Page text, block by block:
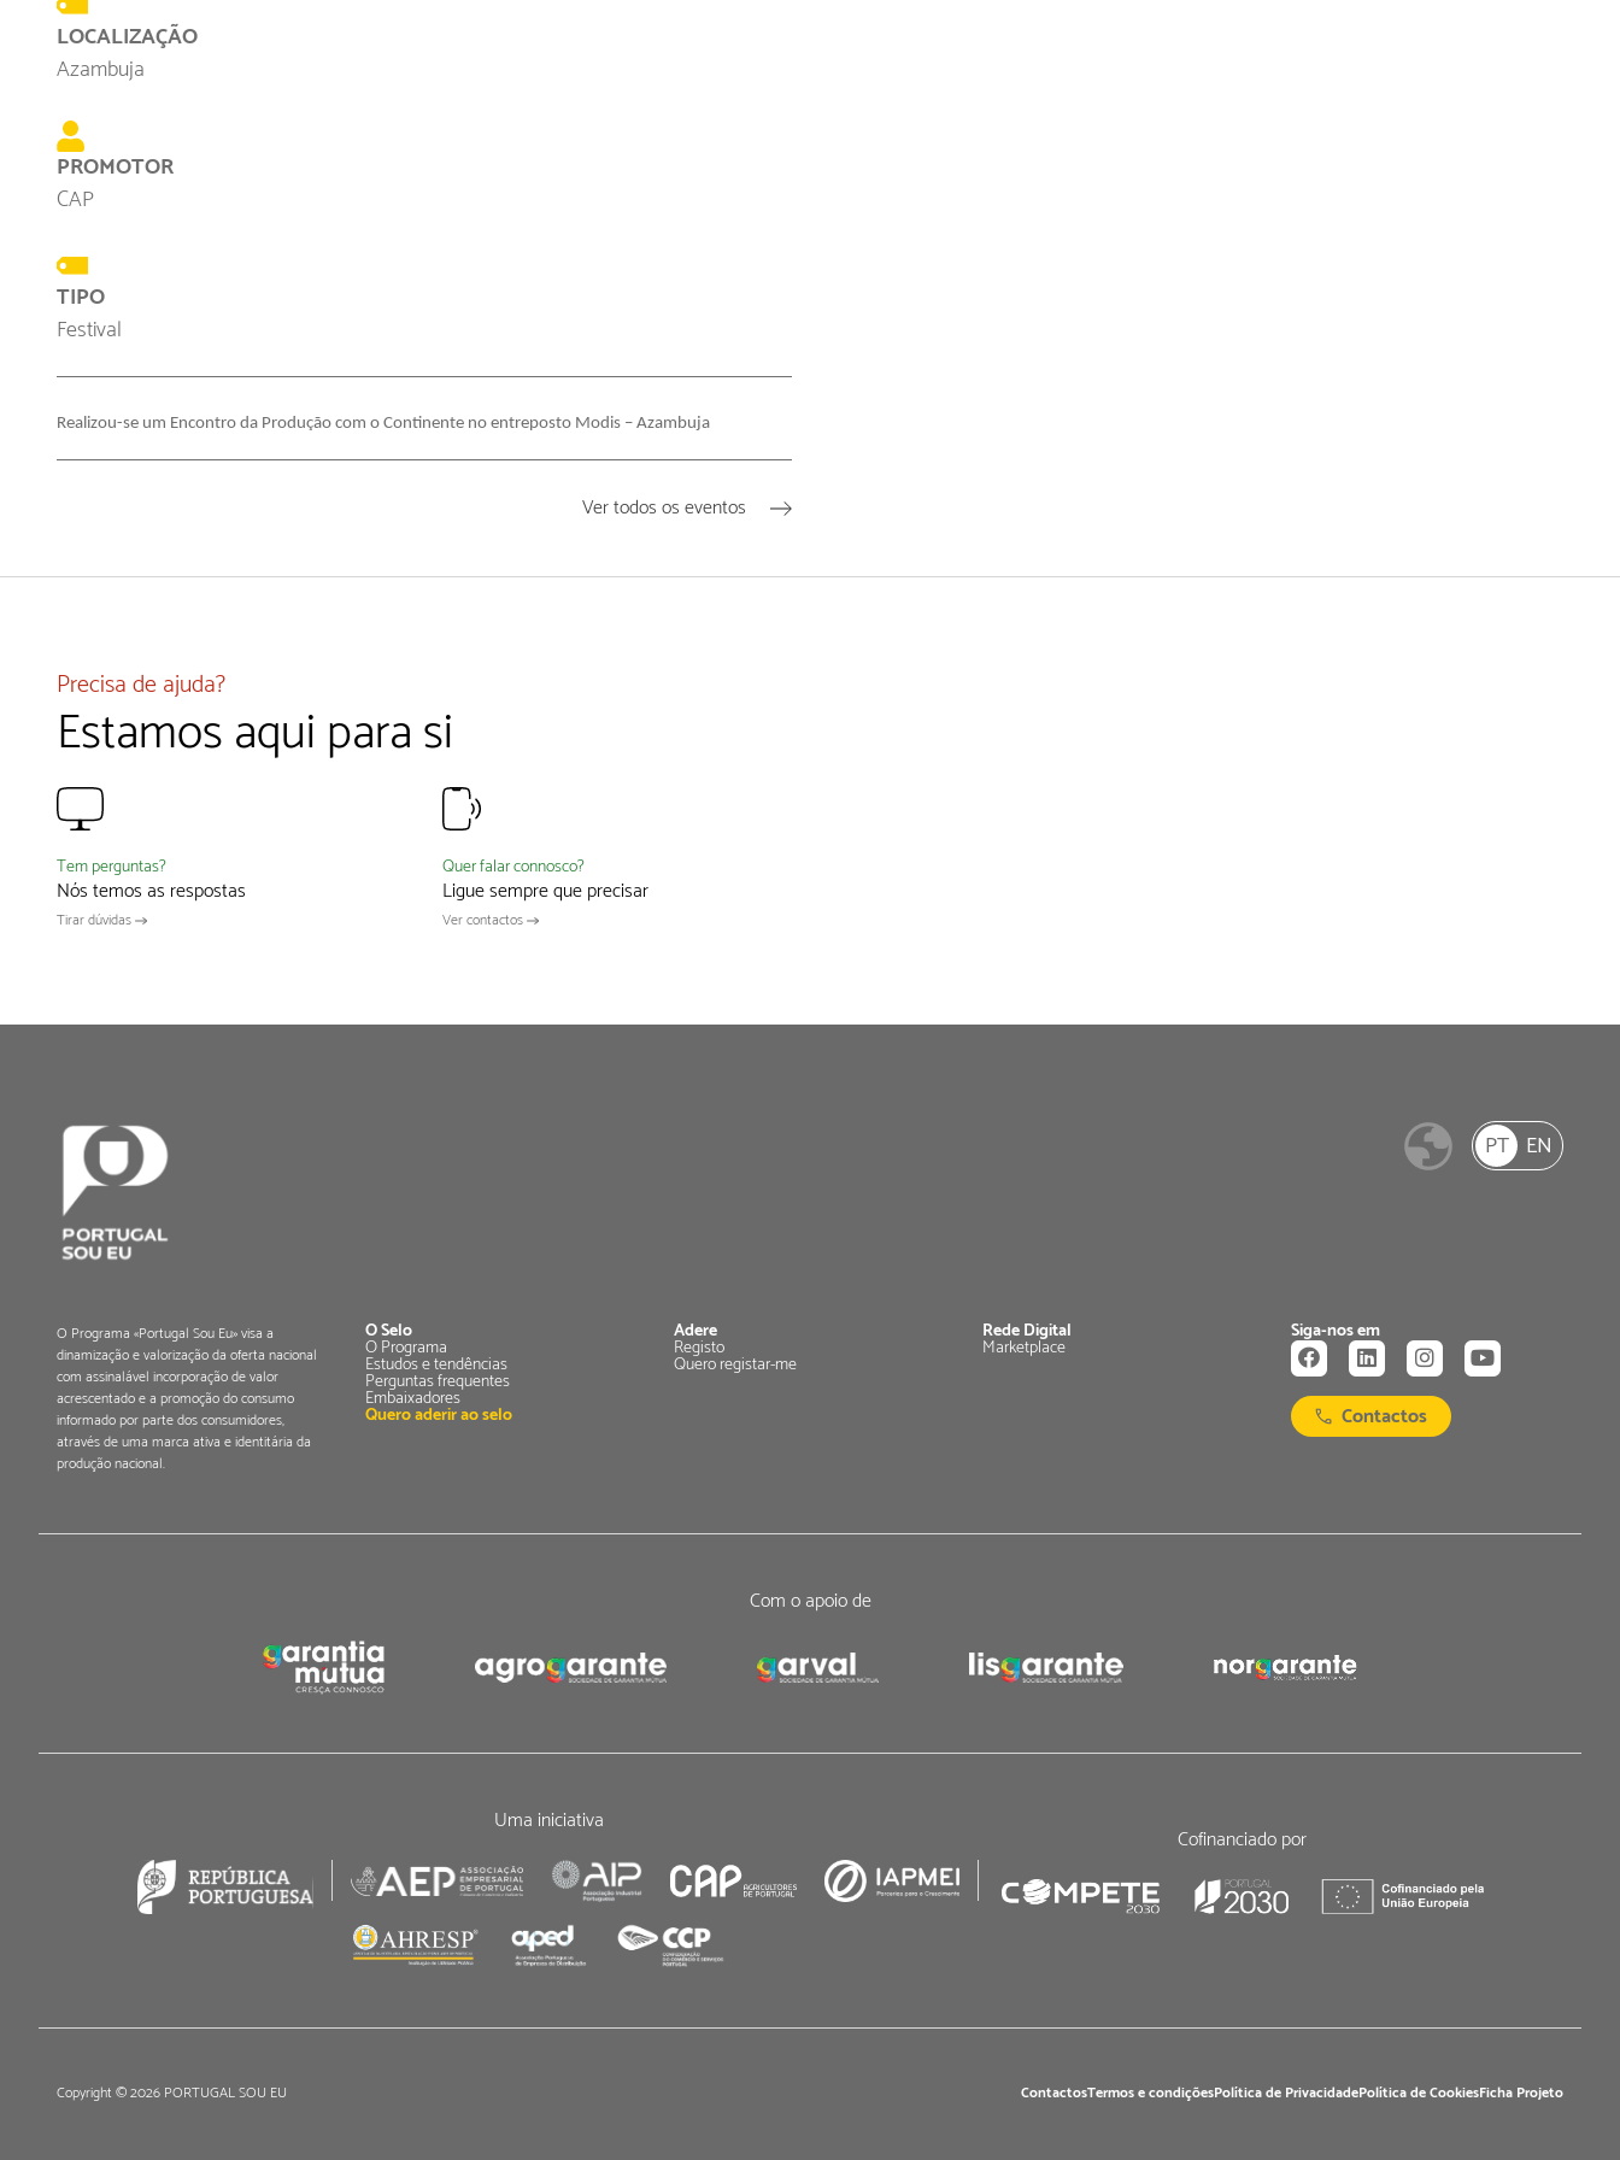
LOCALIZAÇÃO
Azambuja
PROMOTOR
CAP
TIPO
Festival
Realizou-se um Encontro da Produção com o Continente no entreposto Modis – Azambuja
Ver todos os eventos
Precisa de ajuda?
Estamos aqui para si
Tem perguntas?
Nós temos as respostas
Tirar dúvidas
Quer falar connosco?
Ligue sempre que precisar
Ver contactos
PT EN
O Programa «Portugal Sou Eu» visa a
dinamização e valorização da oferta nacional
com assinalável incorporação de valor
acrescentado e a promoção do consumo
informado por parte dos consumidores,
através de uma marca ativa e identitária da
produção nacional.
O Selo
O Programa
Estudos e tendências
Perguntas frequentes
Embaixadores
Quero aderir ao selo
Adere
Registo
Quero registar-me
Rede Digital
Marketplace
Siga-nos em
Contactos
Com o apoio de
Uma iniciativa
Cofinanciado por
Copyright © 2026 PORTUGAL SOU EU ContactosTermos e condiçõesPolítica de PrivacidadePolítica de CookiesFicha Projeto